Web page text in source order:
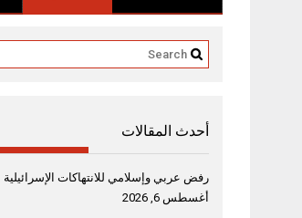
أحدث المقالات
رفض عربي وإسلامي للانتهاكات الإسرائيلية
أغسطس 6, 2026